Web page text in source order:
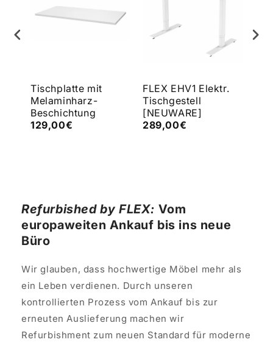
Tischplatte mit
Melaminharz-
Beschichtung
129,00€
FLEX EHV1 Elektr.
Tischgestell
[NEUWARE]
289,00€
Refurbished by FLEX: Vom
europaweiten Ankauf bis ins neue
Büro
Wir glauben, dass hochwertige Möbel mehr als
ein Leben verdienen. Durch unseren
kontrollierten Prozess vom Ankauf bis zur
erneuten Auslieferung machen wir
Refurbishment zum neuen Standard für moderne